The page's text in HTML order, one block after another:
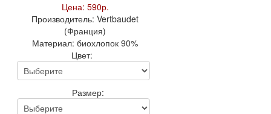
Цена: 590р.
Производитель:Vertbaudet
(Франция)
Материал: биохлопок 90%
Цвет:
Размер: